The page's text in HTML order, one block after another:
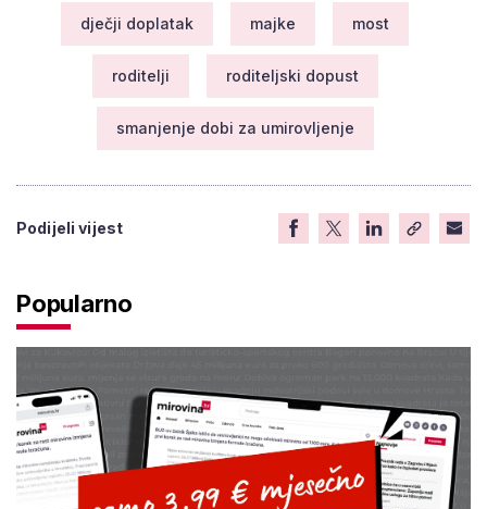
dječji doplatak majke most
roditelji roditeljski dopust
smanjenje dobi za umirovljenje
Podijeli vijest
Popularno